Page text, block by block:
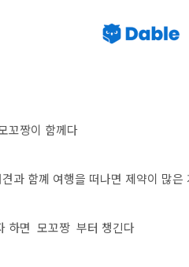
꼬짱이 함께다
과 함꼐 여행을 떠나면 제약이 많은
하면 모꼬짱 부터 챙긴다